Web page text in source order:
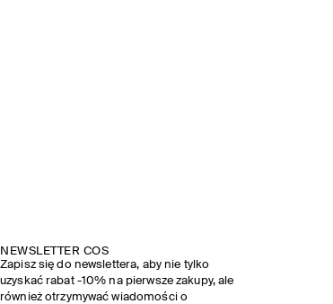
NEWSLETTER COS
Zapisz się do newslettera, aby nie tylko
uzyskać rabat -10% na pierwsze zakupy, ale
również otrzymywać wiadomości o